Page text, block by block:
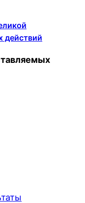
действий